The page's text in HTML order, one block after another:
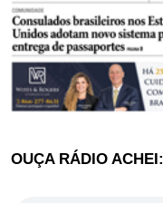
OUÇA RÁDIO ACHEI: